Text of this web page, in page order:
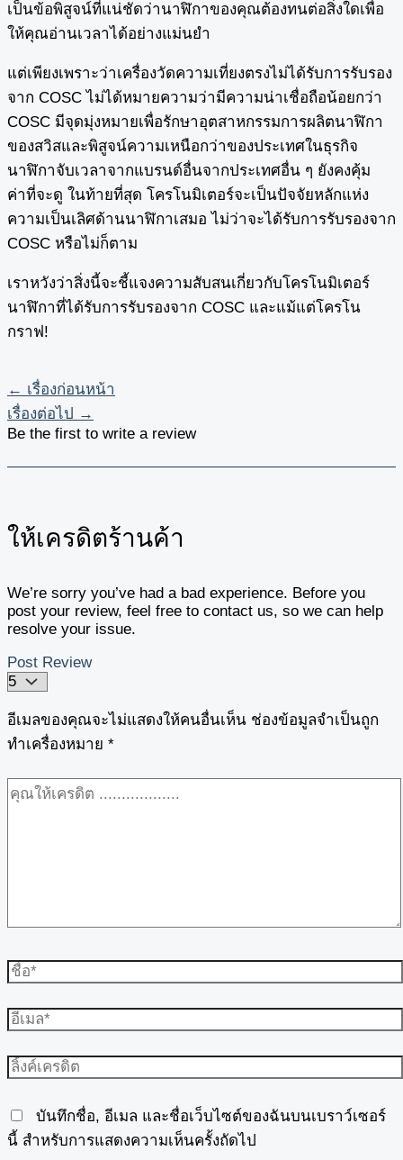
เป็นข้อพิสูจน์ที่แน่ชัดว่านาฬิกาของคุณต้องทนต่อสิ่งใดเพื่อ
ให้คุณอ่านเวลาได้อย่างแม่นยำ
แต่เพียงเพราะว่าเครื่องวัดความเที่ยงตรงไม่ได้รับการรับรอง
จาก COSC ไม่ได้หมายความว่ามีความน่าเชื่อถือน้อยกว่า
COSC มีจุดมุ่งหมายเพื่อรักษาอุตสาหกรรมการผลิตนาฬิกา
ของสวิสและพิสูจน์ความเหนือกว่าของประเทศในธุรกิจ
นาฬิกาจับเวลาจากแบรนด์อื่นจากประเทศอื่น ๆ ยังคงคุ้ม
ค่าที่จะดู ในท้ายที่สุด โครโนมิเตอร์จะเป็นปัจจัยหลักแห่ง
ความเป็นเลิศด้านนาฬิกาเสมอ ไม่ว่าจะได้รับการรับรองจาก
COSC หรือไม่ก็ตาม
เราหวังว่าสิ่งนี้จะชี้แจงความสับสนเกี่ยวกับโครโนมิเตอร์
นาฬิกาที่ได้รับการรับรองจาก COSC และแม้แต่โครโน
กราฟ!
← เรื่องก่อนหน้า
เรื่องต่อไป →
Be the first to write a review
ให้เครดิตร้านค้า
We’re sorry you’ve had a bad experience. Before you
post your review, feel free to contact us, so we can help
resolve your issue.
Post Review
อีเมลของคุณจะไม่แสดงให้คนอื่นเห็น ช่องข้อมูลจำเป็นถูก
ทำเครื่องหมาย *
บันทึกชื่อ, อีเมล และชื่อเว็บไซต์ของฉันบนเบราว์เซอร์
นี้ สำหรับการแสดงความเห็นครั้งถัดไป